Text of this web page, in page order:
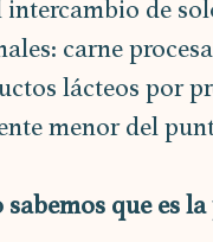
intercambio de
carne
lácteos por
menor del
sabemos que es